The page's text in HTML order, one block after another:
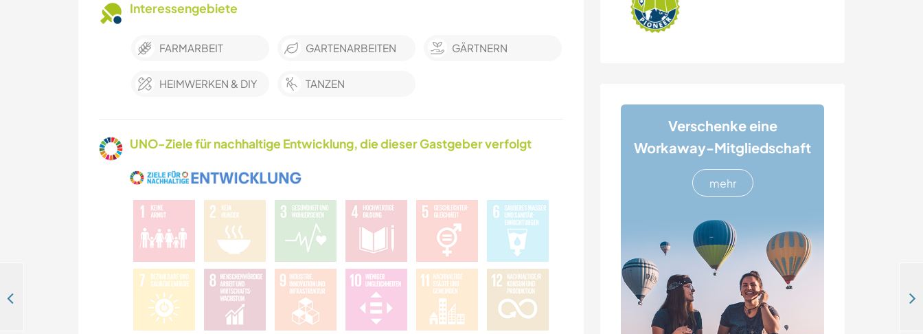
Verschenke eine
Workaway-Mitgliedschaft
mehr
Interessengebiete
FARMARBEIT GARTENARBEITEN GÄRTNERN
HEIMWERKEN & DIY TANZEN
UNO-Ziele für nachhaltige Entwicklung, die dieser Gastgeber verfolgt